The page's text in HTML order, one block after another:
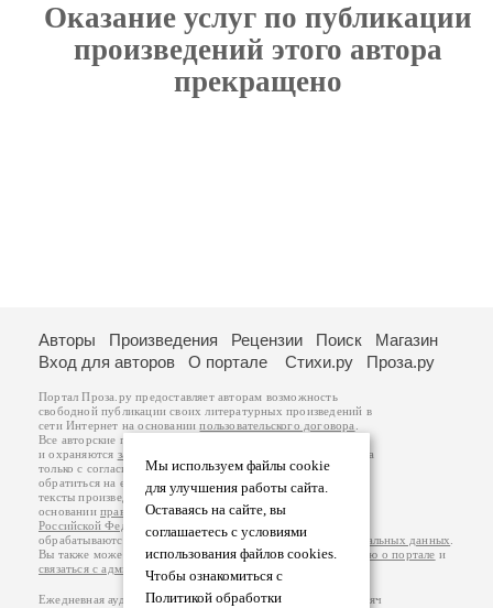
Оказание услуг по публикации
произведений этого автора
прекращено
Мы используем файлы cookie
для улучшения работы сайта.
Оставаясь на сайте, вы
соглашаетесь с условиями
использования файлов cookies.
Чтобы ознакомиться с
Политикой обработки
Авторы Произведения Рецензии Поиск
Магазин
Вход для авторов
О портале Стихи.ру Проза.ру
Портал Проза.ру предоставляет авторам возможность
свободной публикации своих литературных произведений в
сети Интернет на основаниипользовательского договора
Все авторские права на произведения принадлежат авторам
и охраняются законом
. Перепечатка произведений возможна
только с согласия его автора, к которому вы можете
обратиться на его авторской странице. Ответственность за
тексты произведений авторы несут самостоятельно на
основанииправил публикацииизаконодательства
Российской Федерации
обрабатываются на основанииПолитики обработки персональных данных
Вы также можете посмотреть более подробнуюинформацию о портале и
связаться с администрацией
Ежедневная аудитория портала Проза.ру – порядка 100 тысяч